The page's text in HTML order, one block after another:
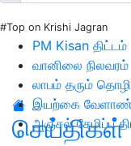
#Top on Krishi Jagran
PM Kisan திட்டம்
வானிலை நிலவரம்
லாபம் தரும்
இயற்கை
அஞ்சல் சேமிப்பு
செய்திகள்